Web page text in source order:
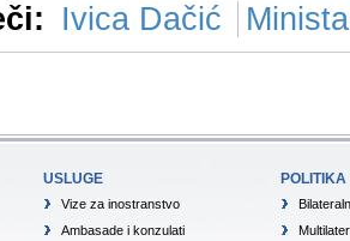
Ivica Dačić
USLUGE
Vize za inostranstvo
Ambasade i konzulati
POLITIKA